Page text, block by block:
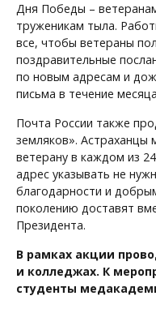
Дня Победы –
труженикам тыла.
все, чтобы ветераны
поздравительные
по новым адресам и
письма в течение
Почта России также
земляков». Астраханцы
ветерану в каждом из
адрес указывать не
благодарности и
поколению доставят
Президента.
В рамках акции
и колледжах. К
студенты